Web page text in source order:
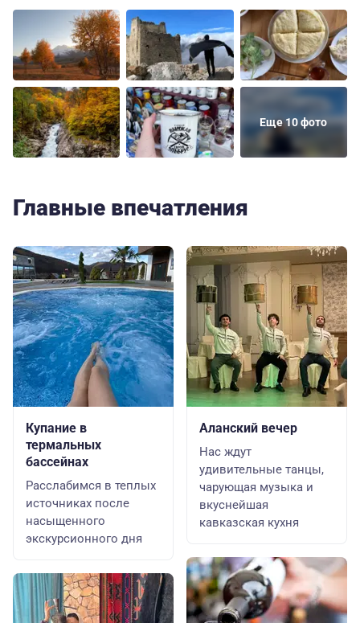
Еще 10 фото
Главные впечатления
Купание в
термальных
бассейнах
Расслабимся в теплых
источниках после
насыщенного
экскурсионного дня
Аланский вечер
Нас ждут
удивительные танцы,
чарующая музыка и
вкуснейшая
кавказская кухня